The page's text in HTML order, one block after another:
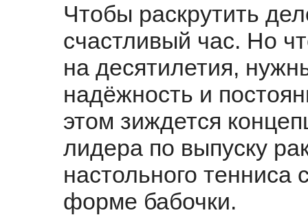
Чтобы раскрутить
счастливый час. Но
на десятилетия,
надёжность и
этом зиждется
лидера по выпуску
настольного
форме бабочки.